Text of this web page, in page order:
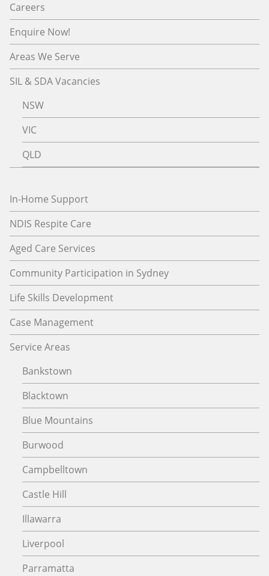
Careers
Enquire Now!
Areas We Serve
SIL & SDA Vacancies
NSW
VIC
QLD
In-Home Support
NDIS Respite Care
Aged Care Services
Community Participation in Sydney
Life Skills Development
Case Management
Service Areas
Bankstown
Blacktown
Blue Mountains
Burwood
Campbelltown
Castle Hill
Illawarra
Liverpool
Parramatta